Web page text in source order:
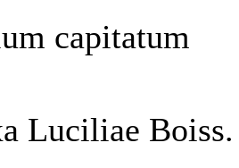
capitatum
Luciliae Boiss.